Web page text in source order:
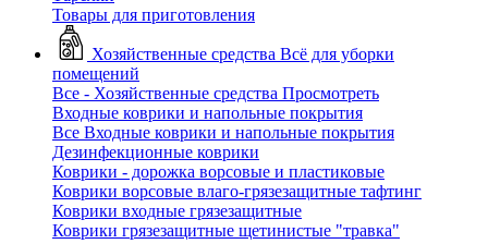
Товары для приготовления
Хозяйственные средства Всё для уборки
помещений
Все - Хозяйственные средства Просмотреть
Входные коврики и напольные покрытия
Все Входные коврики и напольные покрытия
Дезинфекционные коврики
Коврики - дорожка ворсовые и пластиковые
Коврики ворсовые влаго-грязезащитные тафтинг
Коврики входные грязезащитные
Коврики грязезащитные щетинистые "травка"